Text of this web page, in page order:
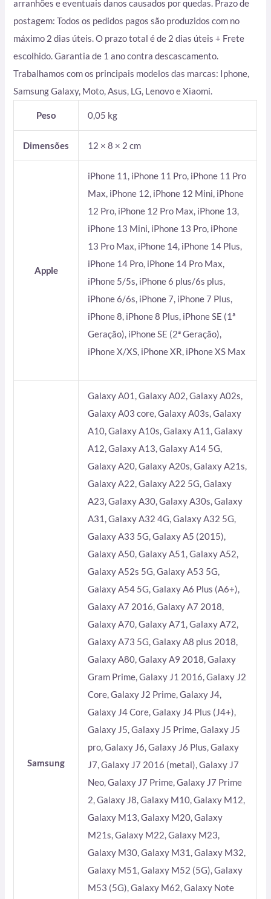
arranhões e eventuais danos causados por quedas. Prazo de
postagem: Todos os pedidos pagos são produzidos com no
máximo 2 dias úteis. O prazo total é de 2 dias úteis + Frete
escolhido. Garantia de 1 ano contra descascamento.
Trabalhamos com os principais modelos das marcas: Iphone,
Samsung Galaxy, Moto, Asus, LG, Lenovo e Xiaomi.
Peso 0,05 kg
Dimensões 12 × 8 × 2 cm
Apple
iPhone 11, iPhone 11 Pro, iPhone 11 Pro
Max, iPhone 12, iPhone 12 Mini, iPhone
12 Pro, iPhone 12 Pro Max, iPhone 13,
iPhone 13 Mini, iPhone 13 Pro, iPhone
13 Pro Max, iPhone 14, iPhone 14 Plus,
iPhone 14 Pro, iPhone 14 Pro Max,
iPhone 5/5s, iPhone 6 plus/6s plus,
iPhone 6/6s, iPhone 7, iPhone 7 Plus,
iPhone 8, iPhone 8 Plus, iPhone SE (1ª
Geração), iPhone SE (2ª Geração),
iPhone X/XS, iPhone XR, iPhone XS Max
Samsung
Galaxy A01, Galaxy A02, Galaxy A02s,
Galaxy A03 core, Galaxy A03s, Galaxy
A10, Galaxy A10s, Galaxy A11, Galaxy
A12, Galaxy A13, Galaxy A14 5G,
Galaxy A20, Galaxy A20s, Galaxy A21s,
Galaxy A22, Galaxy A22 5G, Galaxy
A23, Galaxy A30, Galaxy A30s, Galaxy
A31, Galaxy A32 4G, Galaxy A32 5G,
Galaxy A33 5G, Galaxy A5 (2015),
Galaxy A50, Galaxy A51, Galaxy A52,
Galaxy A52s 5G, Galaxy A53 5G,
Galaxy A54 5G, Galaxy A6 Plus (A6+),
Galaxy A7 2016, Galaxy A7 2018,
Galaxy A70, Galaxy A71, Galaxy A72,
Galaxy A73 5G, Galaxy A8 plus 2018,
Galaxy A80, Galaxy A9 2018, Galaxy
Gram Prime, Galaxy J1 2016, Galaxy J2
Core, Galaxy J2 Prime, Galaxy J4,
Galaxy J4 Core, Galaxy J4 Plus (J4+),
Galaxy J5, Galaxy J5 Prime, Galaxy J5
pro, Galaxy J6, Galaxy J6 Plus, Galaxy
J7, Galaxy J7 2016 (metal), Galaxy J7
Neo, Galaxy J7 Prime, Galaxy J7 Prime
2, Galaxy J8, Galaxy M10, Galaxy M12,
Galaxy M13, Galaxy M20, Galaxy
M21s, Galaxy M22, Galaxy M23,
Galaxy M30, Galaxy M31, Galaxy M32,
Galaxy M51, Galaxy M52 (5G), Galaxy
M53 (5G), Galaxy M62, Galaxy Note